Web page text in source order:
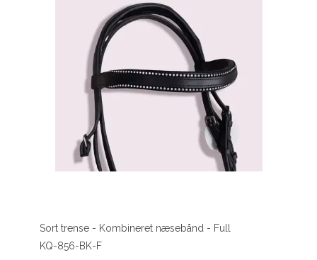
Sort trense - Kombineret næsebånd - Full
KQ-856-BK-F